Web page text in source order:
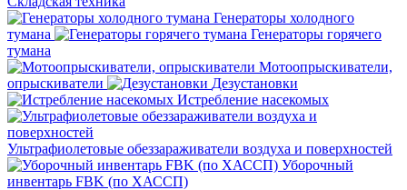
Генераторы холодного
тумана
Генераторы горячего
тумана
Мотоопрыскиватели,
опрыскиватели
Дезустановки
Истребление насекомых
Ультрафиолетовые обеззараживатели воздуха и поверхностей
Уборочный
инвентарь FBK (по ХАССП)